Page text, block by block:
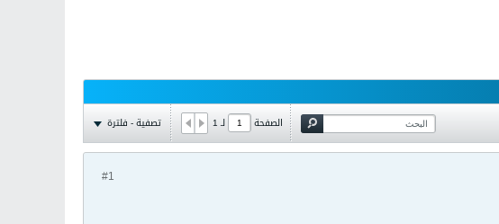
الصفحة لـ1 تصفية - فلترة
#1